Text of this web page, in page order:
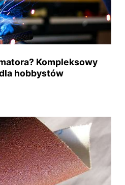
Kompleksowy
hobbystów